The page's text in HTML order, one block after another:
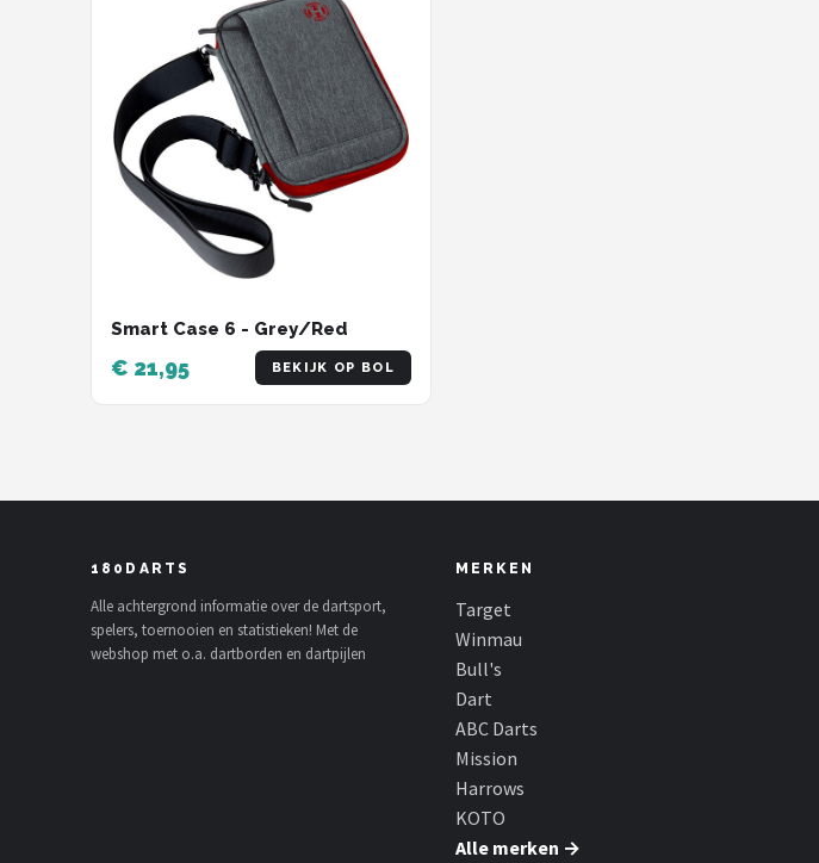
Smart Case 6 - Grey/Red
€ 21,95 BEKIJK OP BOL
180DARTS
Alle achtergrond informatie over de dartsport,
spelers, toernooien en statistieken! Met de
webshop met o.a. dartborden en dartpijlen
MERKEN
Target
Winmau
Bull's
Dart
ABC Darts
Mission
Harrows
KOTO
Alle merken →